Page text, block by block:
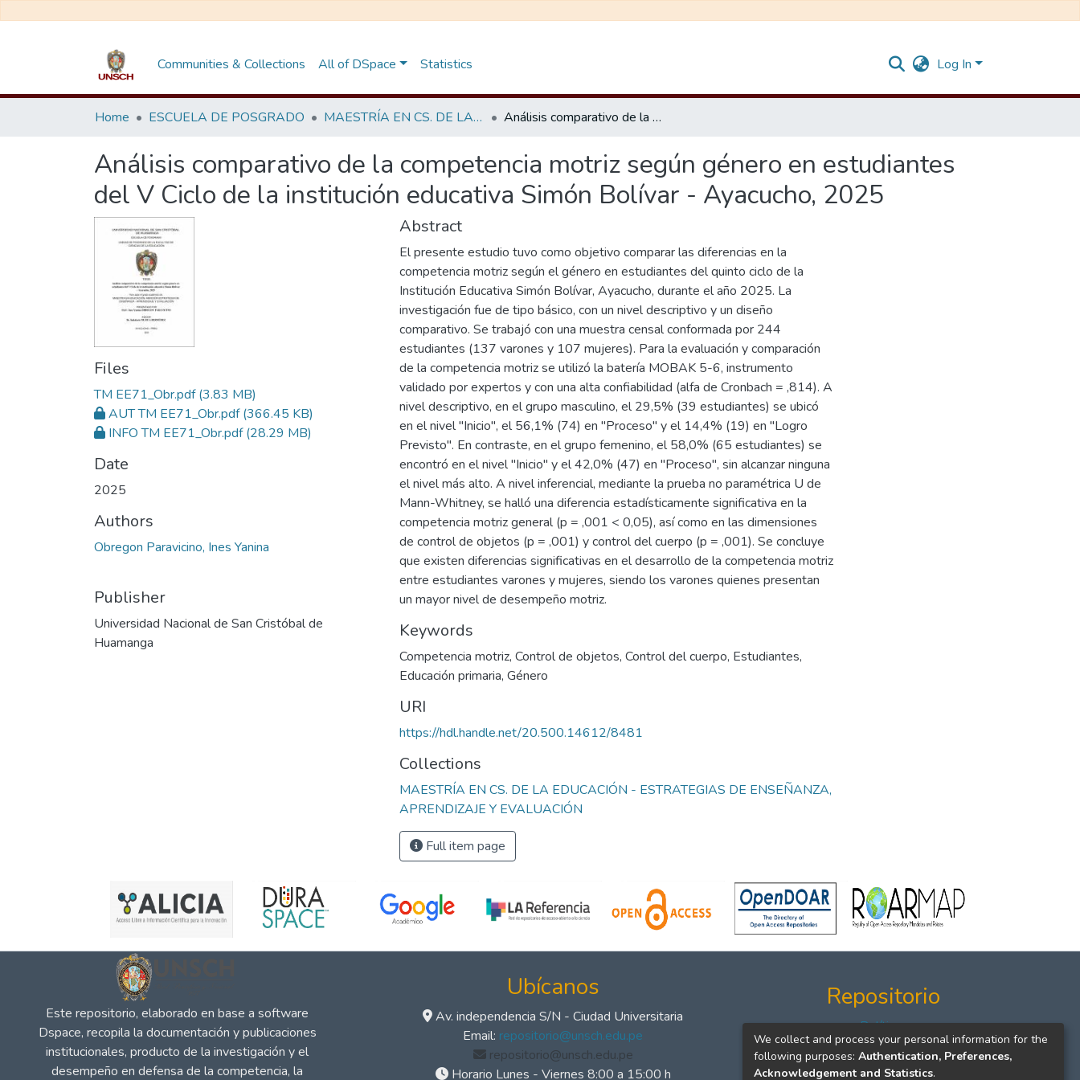
Communities & Collections All of DSpace Statistics Log In
Home ESCUELA DE POSGRADO MAESTRÍA EN CS. DE LA EDUCACIÓN - ESTRATEGIAS DE ENSEÑANZA, APRENDIZAJE Y EVALUACIÓN Análisis comparativo de la competencia motriz según género en estudiantes del V Ciclo de la institución educativa Simón Bolívar - Ayacucho, 2025
Análisis comparativo de la competencia motriz según género en estudiantes
del V Ciclo de la institución educativa Simón Bolívar - Ayacucho, 2025
Files
TM EE71_Obr.pdf(3.83 MB)
AUT TM EE71_Obr.pdf(366.45 KB)
INFO TM EE71_Obr.pdf(28.29 MB)
Date
2025
Authors
Obregon Paravicino, Ines Yanina
Publisher
Universidad Nacional de San Cristóbal de
Huamanga
Abstract
El presente estudio tuvo como objetivo comparar las diferencias en la
competencia motriz según el género en estudiantes del quinto ciclo de la
Institución Educativa Simón Bolívar, Ayacucho, durante el año 2025. La
investigación fue de tipo básico, con un nivel descriptivo y un diseño
comparativo. Se trabajó con una muestra censal conformada por 244
estudiantes (137 varones y 107 mujeres). Para la evaluación y comparación
de la competencia motriz se utilizó la batería MOBAK 5-6, instrumento
validado por expertos y con una alta confiabilidad (alfa de Cronbach = ,814). A
nivel descriptivo, en el grupo masculino, el 29,5% (39 estudiantes) se ubicó
en el nivel "Inicio", el 56,1% (74) en "Proceso" y el 14,4% (19) en "Logro
Previsto". En contraste, en el grupo femenino, el 58,0% (65 estudiantes) se
encontró en el nivel "Inicio" y el 42,0% (47) en "Proceso", sin alcanzar ninguna
el nivel más alto. A nivel inferencial, mediante la prueba no paramétrica U de
Mann-Whitney, se halló una diferencia estadísticamente significativa en la
competencia motriz general (p = ,001 < 0,05), así como en las dimensiones
de control de objetos (p = ,001) y control del cuerpo (p = ,001). Se concluye
que existen diferencias significativas en el desarrollo de la competencia motriz
entre estudiantes varones y mujeres, siendo los varones quienes presentan
un mayor nivel de desempeño motriz.
Keywords
Competencia motriz, Control de objetos, Control del cuerpo, Estudiantes,
Educación primaria, Género
URI
https://hdl.handle.net/20.500.14612/8481
Collections
MAESTRÍA EN CS. DE LA EDUCACIÓN - ESTRATEGIAS DE ENSEÑANZA,
APRENDIZAJE Y EVALUACIÓN
Full item page
Este repositorio, elaborado en base a software
Dspace, recopila la documentación y publicaciones
institucionales, producto de la investigación y el
desempeño en defensa de la competencia, la
Ubícanos
Av. independencia S/N - Ciudad Universitaria
Email: repositorio@unsch.edu.pe
repositorio@unsch.edu.pe
Horario Lunes - Viernes 8:00 a 15:00 h
Repositorio
Políticas
Formatos
Manuales
We collect and process your personal information for the
following purposes: Authentication, Preferences,
Acknowledgement and Statistics.